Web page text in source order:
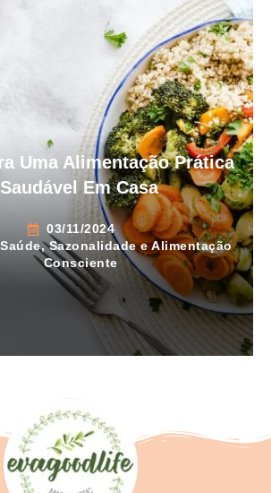
Uma Alimentação Prática
Em Casa
03/11/2024
,Sazonalidade e Alimentação
Consciente